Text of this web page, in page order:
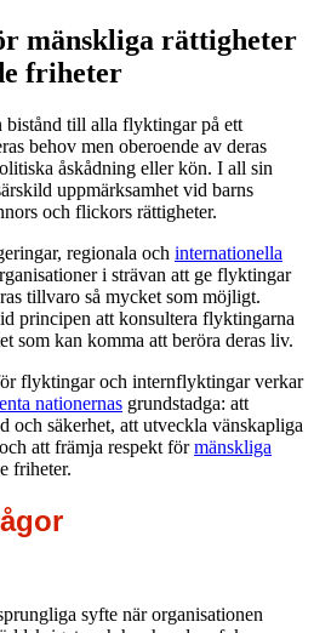
mänskliga rättigheter
friheter
till alla flyktingar på ett
behov men oberoende av deras
åskådning eller kön. I all sin
uppmärksamhet vid barns
och flickors rättigheter.
regionala och internationella
i strävan att ge flyktingar
tillvaro så mycket som möjligt.
principen att konsultera flyktingarna
som kan komma att beröra deras liv.
flyktingar och internflyktingar verkar
nationernas grundstadga: att
och säkerhet, att utveckla vänskapliga
att främja respekt förmänskliga
friheter.
syfte när organisationen